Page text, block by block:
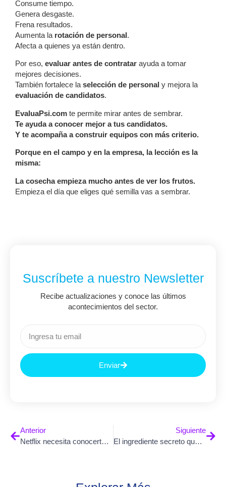
Consume tiempo.
Genera desgaste.
Frena resultados.
Aumenta la rotación de personal.
Afecta a quienes ya están dentro.
Por eso, evaluar antes de contratar ayuda a tomar
mejores decisiones.
También fortalece laselección de personal y mejora la
evaluación de candidatos.
EvaluaPsi.com te permite mirar antes de sembrar.
Te ayuda a conocer mejor a tus candidatos.
Y te acompaña a construir equipos con más criterio.
Porque en el campo y en la empresa, la lección es la
misma:
La cosecha empieza mucho antes de ver los frutos.
Empieza el día que eliges qué semilla vas a sembrar.
Suscríbete a nuestro Newsletter
Recibe actualizaciones y conoce las últimos
acontecimientos del sector.
Enviar
Anterior
Netflix necesita conocerte para recomendarte una serie. ¿Por qué contratarías sin conocer a tu candidato?
Siguiente
El ingrediente secreto que no aparece en ningún currículum